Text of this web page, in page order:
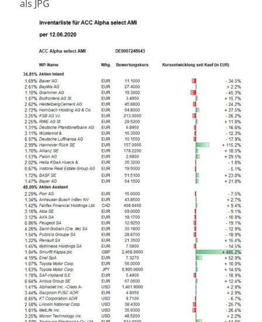
als JPG